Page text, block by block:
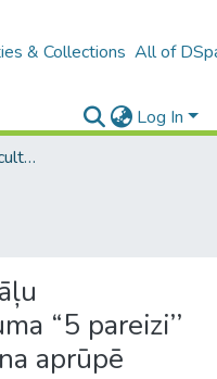
& Collections All of
Log In
B4 – LU fakultātes / Faculties of the UL
“5 pareizi’’
aprūpē